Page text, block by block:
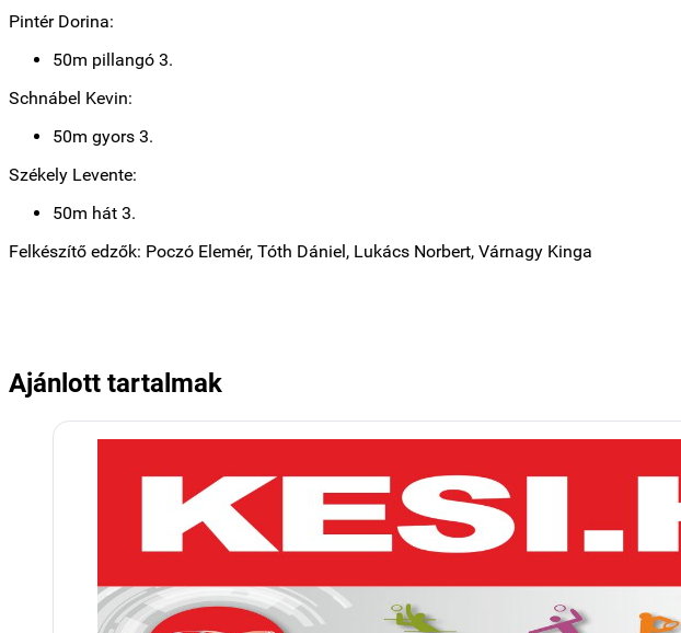
Pintér Dorina:
50m pillangó 3.
Schnábel Kevin:
50m gyors 3.
Székely Levente:
50m hát 3.
Felkészítő edzők: Poczó Elemér, Tóth Dániel, Lukács Norbert, Várnagy Kinga
Ajánlott tartalmak